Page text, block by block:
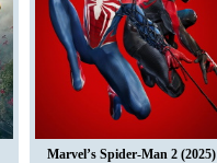
Marvel’s Spider-Man 2 (2025)